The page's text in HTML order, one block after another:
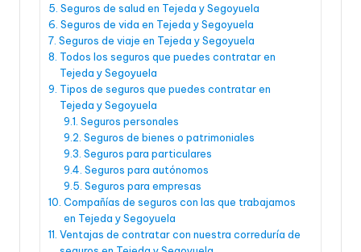
Seguros de salud en Tejeda y Segoyuela
Seguros de vida en Tejeda y Segoyuela
Seguros de viaje en Tejeda y Segoyuela
Todos los seguros que puedes contratar en
Tejeda y Segoyuela
Tipos de seguros que puedes contratar en
Tejeda y Segoyuela
Seguros personales
Seguros de bienes o patrimoniales
Seguros para particulares
Seguros para autónomos
Seguros para empresas
Compañías de seguros con las que trabajamos
en Tejeda y Segoyuela
Ventajas de contratar con nuestra correduría de